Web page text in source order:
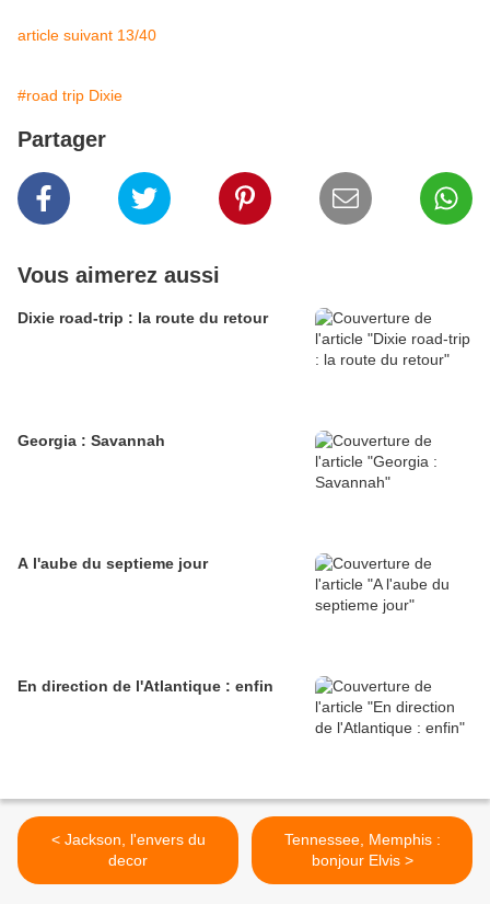
article suivant 13/40
#road trip Dixie
Partager
Vous aimerez aussi
Dixie road-trip : la route du retour
Georgia : Savannah
A l'aube du septieme jour
En direction de l'Atlantique : enfin
< Jackson, l'envers du
decor
Tennessee, Memphis :
bonjour Elvis >